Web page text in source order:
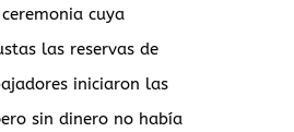
cuya
las reservas de
iniciaron las
sin dinero no había